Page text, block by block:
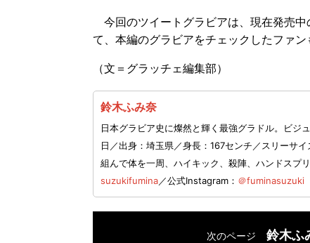
今回のツイートグラビアは、現在発売
て、本編のグラビアをチェックしたファン
（文＝グラッチェ編集部）
鈴木ふみ奈
日本グラビア史に燦然と輝く最強グラドル。ビジ
日／出身：埼玉県／身長：167センチ／スリーサ
組んで体を一周、ハイキック、殺陣、ハンドスプ
suzukifumina／公式Instagram： ＠fuminasuzuki
次のページ 鈴木ふ